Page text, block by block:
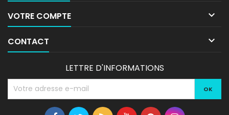
VOTRE COMPTE 
CONTACT 
LETTRE D'INFORMATIONS